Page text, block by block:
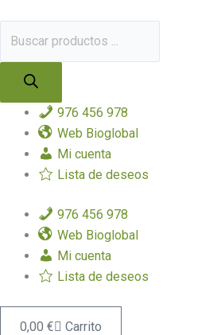
contenido
productos
976 456 978
Web Bioglobal
Mi cuenta
Lista de deseos
976 456 978
Web Bioglobal
Mi cuenta
Lista de deseos
0,00 € Carrito
Ciruela
cantidad